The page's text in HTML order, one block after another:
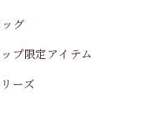
グ
プ限定アイテム
ーズ